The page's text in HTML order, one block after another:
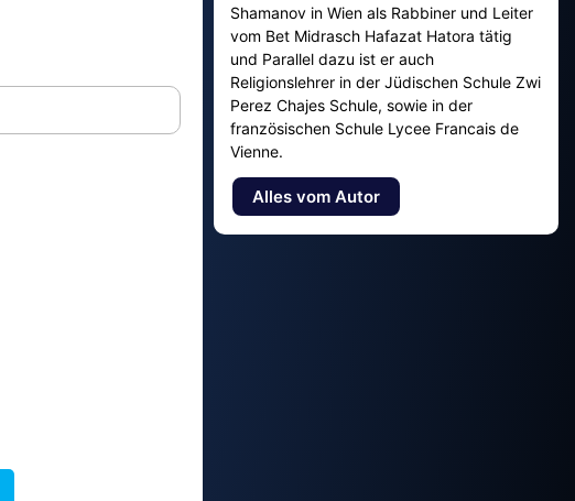
Shamanov in Wien als Rabbiner und Leiter
vom Bet Midrasch Hafazat Hatora tätig
und Parallel dazu ist er auch
Religionslehrer in der Jüdischen Schule Zwi
Perez Chajes Schule, sowie in der
französischen Schule Lycee Francais de
Vienne.
Alles vom Autor